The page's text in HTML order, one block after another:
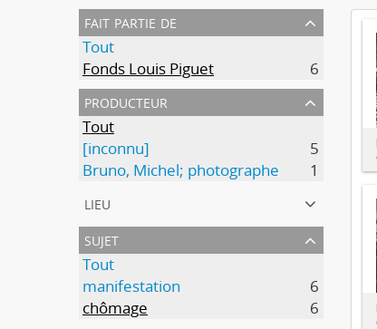
fait partie de
Tout
Fonds Louis Piguet
6
producteur
Tout
[inconnu]
5
Bruno, Michel; photographe
1
lieu
sujet
Tout
manifestation
6
chômage
6